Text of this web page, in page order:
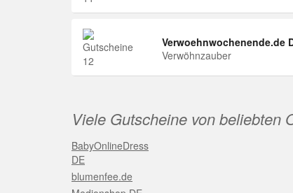
Verwoehnwochenende.de
Verwöhnzauber
Viele Gutscheine von beliebten
BabyOnlineDress
DE
blumenfee.de